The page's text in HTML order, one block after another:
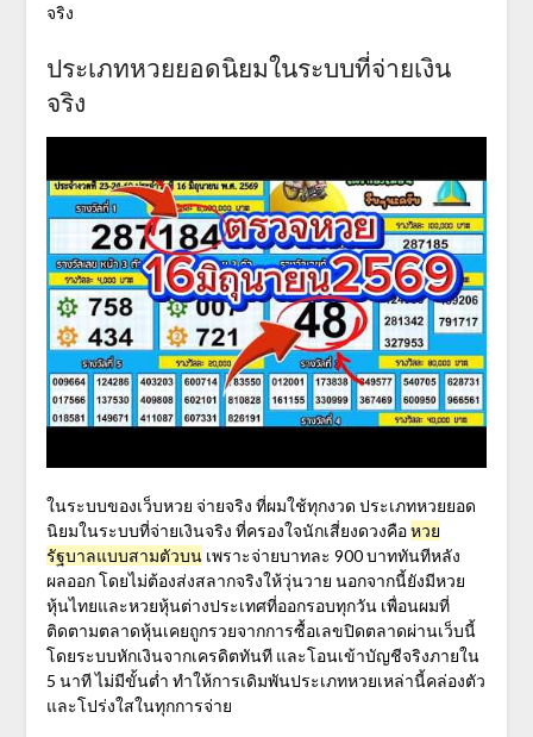
จริง
ประเภทหวยยอดนิยมในระบบที่จ่ายเงิน
จริง
ในระบบของเว็บหวย จ่ายจริง ที่ผมใช้ทุกงวด ประเภทหวยยอด
นิยมในระบบที่จ่ายเงินจริง ที่ครองใจนักเสี่ยงดวงคือหวย
รัฐบาลแบบสามตัวบนเพราะจ่ายบาทละ 900 บาททันทีหลัง
ผลออก โดยไม่ต้องส่งสลากจริงให้วุ่นวาย นอกจากนี้ยังมีหวย
หุ้นไทยและหวยหุ้นต่างประเทศที่ออกรอบทุกวัน เพื่อนผมที่
ติดตามตลาดหุ้นเคยถูกรวยจากการซื้อเลขปิดตลาดผ่านเว็บนี้
โดยระบบหักเงินจากเครดิตทันที และโอนเข้าบัญชีจริงภายใน
5 นาที ไม่มีขั้นต่ำ ทำให้การเดิมพันประเภทหวยเหล่านี้คล่องตัว
และโปร่งใสในทุกการจ่าย